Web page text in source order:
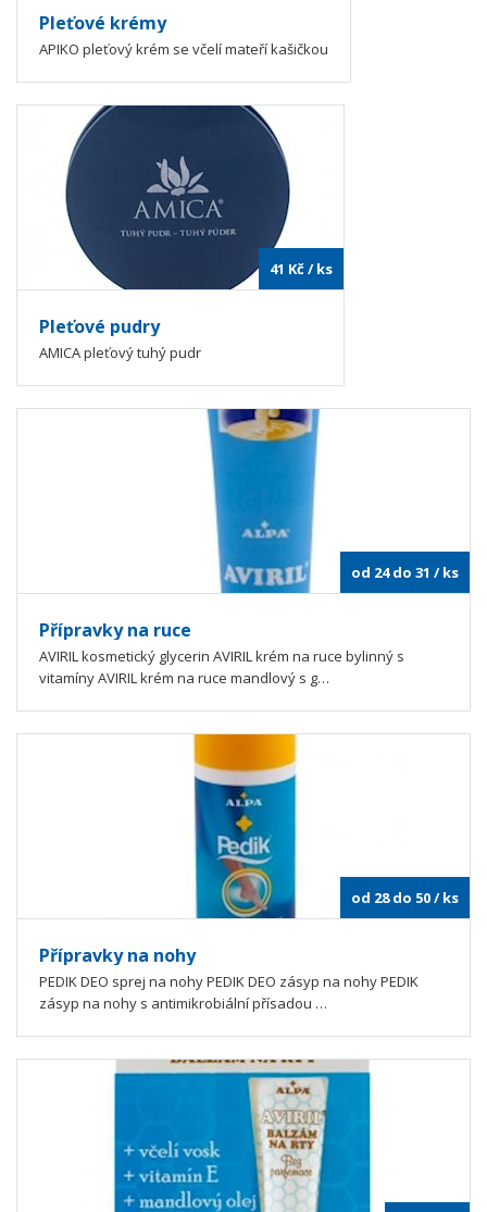
Pleťové krémy
APIKO pleťový krém se včelí mateří kašičkou
41 Kč/ ks
Pleťové pudry
AMICA pleťový tuhý pudr
od 24 do 31 / ks
Přípravky na ruce
AVIRIL kosmetický glycerin AVIRIL krém na ruce bylinný s
vitamíny AVIRIL krém na ruce mandlový s g…
od 28 do 50/ ks
Přípravky na nohy
PEDIK DEO sprej na nohy PEDIK DEO zásyp na nohy PEDIK
zásyp na nohy s antimikrobiální přísadou …